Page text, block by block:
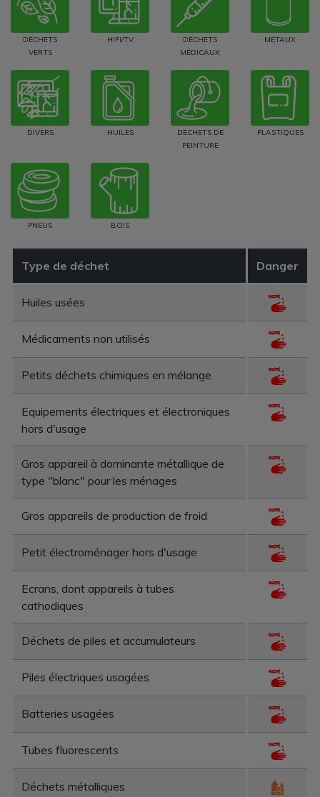
DÉCHETS
VERTS
HIFI/TV
DÉCHETS
MÉDICAUX
MÉTAUX
DIVERS HUILES
DÉCHETS DE
PEINTURE
PLASTIQUES
PNEUS BOIS
Type de déchet Danger
Huiles usées
Médicaments non utilisés
Petits déchets chimiques en mélange
Equipements électriques et électroniques
hors d'usage
Gros appareil à dominante métallique de
type "blanc" pour les ménages
Gros appareils de production de froid
Petit électroménager hors d'usage
Ecrans, dont appareils à tubes
cathodiques
Déchets de piles et accumulateurs
Piles électriques usagées
Batteries usagées
Tubes fluorescents
Déchets métalliques